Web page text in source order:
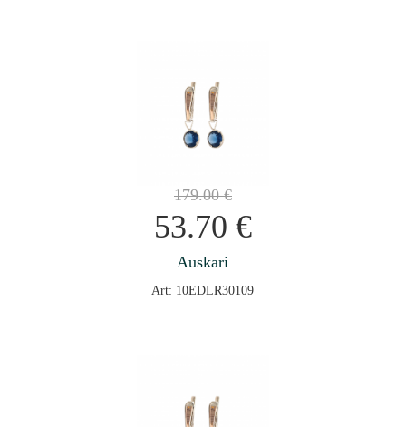
179.00€
53.70 €
Auskari
Art: 10EDLR30109